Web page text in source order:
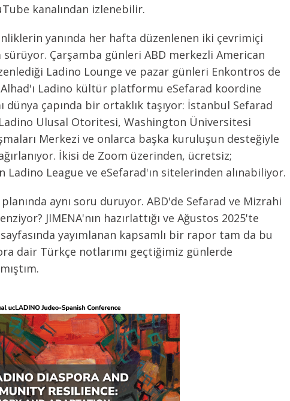
kanalından izlenebilir.
yanında her hafta düzenlenen iki çevrimiçi
sürüyor. Çarşamba günleri ABD merkezli American
Ladino Lounge ve pazar günleri Enkontros de
Ladino kültür platformu eSefarad koordine
dünya çapında bir ortaklık taşıyor: İstanbul Sefarad
Ulusal Otoritesi, Washington Üniversitesi
Merkezi ve onlarca başka kuruluşun desteğiyle
İkisi de Zoom üzerinden, ücretsiz;
Ladino League ve eSefarad'ın sitelerinden alınabiliyor.
aynı soru duruyor. ABD'de Sefarad ve Mizrahi
JIMENA'nın hazırlattığı ve Ağustos 2025'te
sayfasında yayımlanan kapsamlı bir rapor tam da bu
dair Türkçe notlarımı geçtiğimiz günlerde